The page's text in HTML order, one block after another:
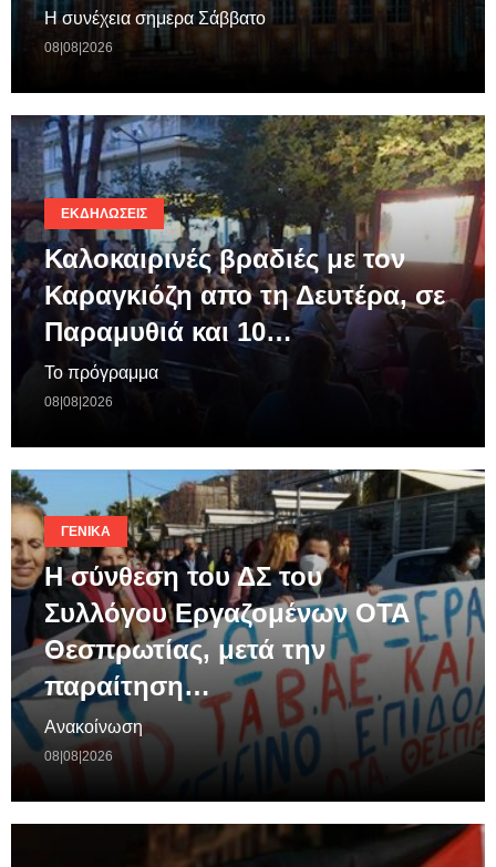
Η συνέχεια σημερα Σάββατο
08|08|2026
ΕΚΔΗΛΏΣΕΙΣ
Καλοκαιρινές βραδιές με τον
Καραγκιόζη απο τη Δευτέρα, σε
Παραμυθιά και 10…
Το πρόγραμμα
08|08|2026
ΓΕΝΙΚΆ
Η σύνθεση του ΔΣ του
Συλλόγου Εργαζομένων ΟΤΑ
Θεσπρωτίας, μετά την
παραίτηση…
Ανακοίνωση
08|08|2026